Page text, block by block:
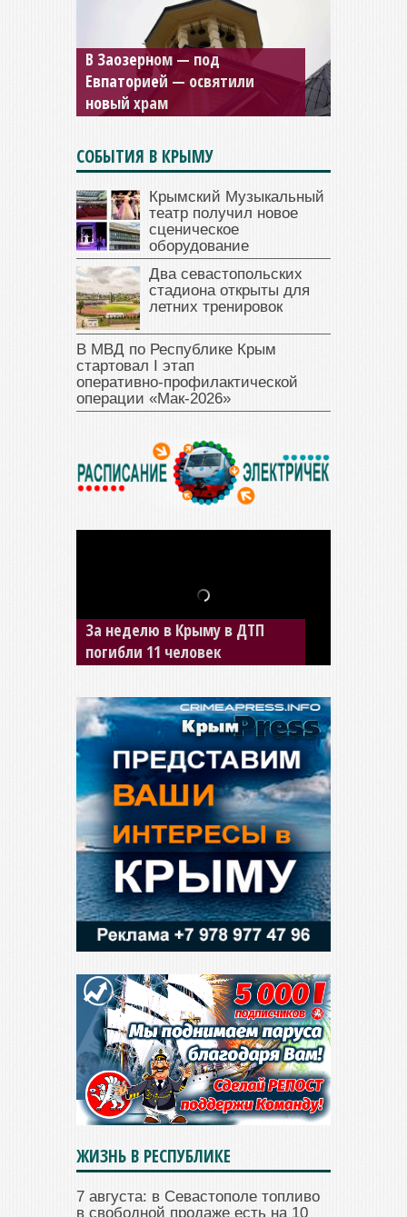
В Заозерном — под
Евпаторией — освятили
новый храм
Мужской монастырь Косьмы
и Дамиана в Крыму вновь
открыт для посещения
СОБЫТИЯ В КРЫМУ
Крымский Музыкальный
театр получил новое
сценическое
оборудование
Два севастопольских
стадиона открыты для
летних тренировок
В МВД по Республике Крым
стартовал I этап
оперативно‑профилактической
операции «Мак‑2026»
За неделю в Крыму в ДТП
погибли 11 человек
В Джанкое водитель ВАЗа
сбил двух детей на «зебре»
ЖИЗНЬ В РЕСПУБЛИКЕ
7 августа: в Севастополе топливо
в свободной продаже есть на 10